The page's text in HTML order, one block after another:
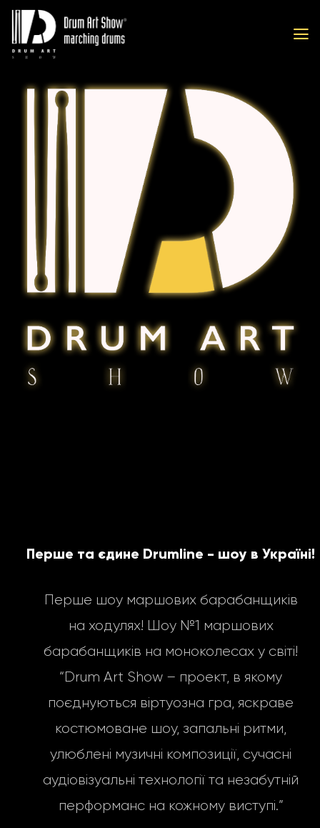
Перше та єдине Drumline - шоу в Україні!
Перше шоу маршових барабанщиків
на ходулях! Шоу №1 маршових
барабанщиків на моноколесах у світі!
“Drum Art Show – проект, в якому
поєднуються віртуозна гра, яскраве
костюмоване шоу, запальні ритми,
улюблені музичні композиції, сучасні
аудіовізуальні технології та незабутній
перформанс на кожному виступі.”